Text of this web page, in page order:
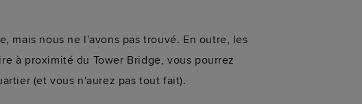
mais nous ne l'avons pas trouvé. En outre, les
à proximité du Tower Bridge, vous pourrez
(et vous n'aurez pas tout fait).